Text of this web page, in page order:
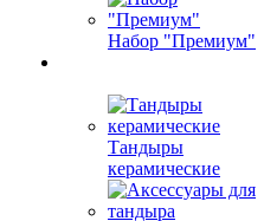
Набор "Премиум"
Тандыры
керамические